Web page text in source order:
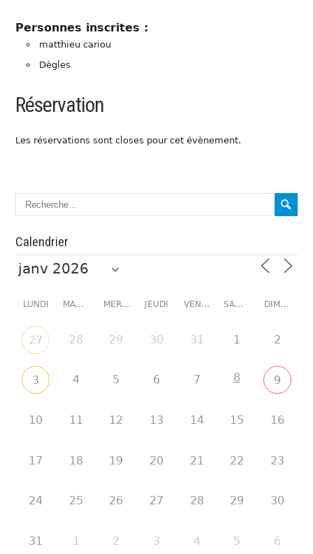
Personnes inscrites :
matthieu cariou
Dègles
Réservation
Les réservations sont closes pour cet évènement.
Calendrier
LUNDI MARDI MERCREDI JEUDI VENDREDI SAMEDI DIMANCHE
27 28 29 30 31 1 2
3 4 5 6 7 8 9
10 11 12 13 14 15 16
17 18 19 20 21 22 23
24 25 26 27 28 29 30
31 1 2 3 4 5 6